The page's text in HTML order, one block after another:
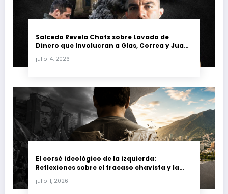
Salcedo Revela Chats sobre Lavado de
Dinero que Involucran a Glas, Correa y Juan
julio 14, 2026
El corsé ideológico de la izquierda:
Reflexiones sobre el fracaso chavista y la
julio 11, 2026